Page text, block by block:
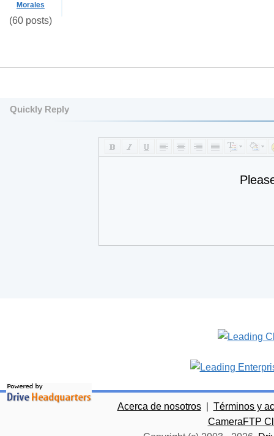
Morales
(60 posts)
Quickly Reply
Acerca de nosotros
Términos y
CameraFTP